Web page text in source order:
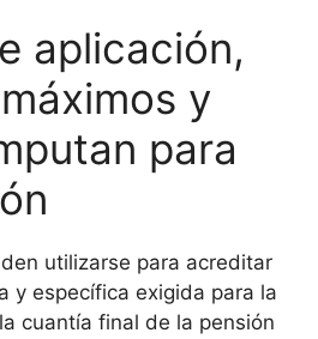
aplicación,
y
para
utilizarse para acreditar
y específica exigida para la
cuantía final de la pensión